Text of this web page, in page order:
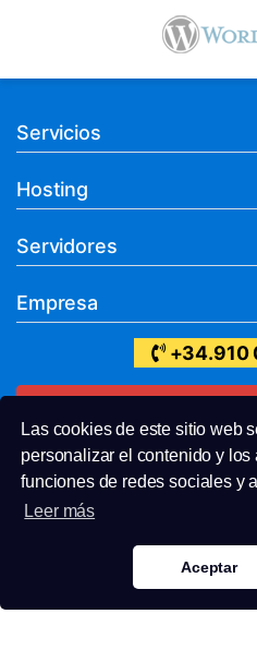
Las cookies de este sitio web
personalizar el contenido y los
funciones de redes sociales y
Leer más
Aceptar
Servicios
Hosting
Servidores
Empresa
+34.910
Copyright © 2026 ZapaHosting.
Términos de Uso
Política de